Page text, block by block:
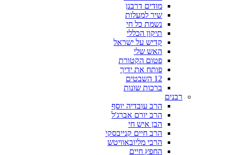
מודים דרבנן
שיר למעלות
נשמת כל חי
תיקון הכללי
קדיש על ישראל
האש שלי
פטום הקטורת
פותח את ידיך
12 השבטים
ברכות שונות
רבנים
הרב עובדיה יוסף
הרב יורם אברג'ל
הבן איש חי
הרב חיים קנייבסקי
הרבי מליובאוויטש
החפץ חיים